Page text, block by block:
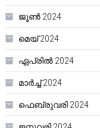
ജൂൺ 2024
മെയ്‌ 2024
ഏപ്രിൽ 2024
മാർച്ച്‌ 2024
ഫെബ്രുവരി 2024